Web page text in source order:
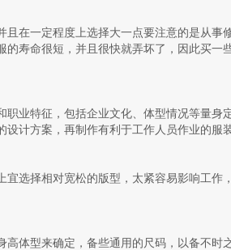
在一定程度上选择大一点要注意的是从事
寿命很短，并且很快就弄坏了，因此买一
业特征，包括企业文化、体型情况等量身
计方案，再制作有利于工作人员作业的服装
选择相对宽松的版型，太紧容易影响工作
体型来确定，备些通用的尺码，以备不时